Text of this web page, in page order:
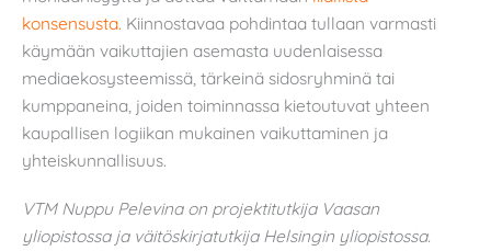
konsensusta. Kiinnostavaa pohdintaa tullaan varmasti
käymään vaikuttajien asemasta uudenlaisessa
mediaekosysteemissä, tärkeinä sidosryhminä tai
kumppaneina, joiden toiminnassa kietoutuvat yhteen
kaupallisen logiikan mukainen vaikuttaminen ja
yhteiskunnallisuus.
VTM Nuppu Pelevina on projektitutkija Vaasan
yliopistossa ja väitöskirjatutkija Helsingin yliopistossa.